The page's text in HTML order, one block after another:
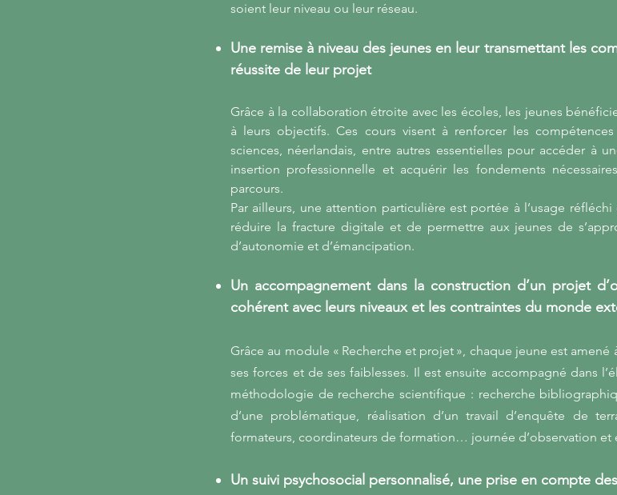
soient leur niveau ou leur réseau.
Une remise à niveau des jeunes en leur transmettant les
réussite de leur projet
Grâce à la collaboration étroite avec les écoles, les jeunes
à leurs objectifs. Ces cours visent à renforcer les
sciences, néerlandais, entre autres essentielles pour accéder à
insertion professionnelle et acquérir les fondements
parcours.
Par ailleurs, une attention particulière est portée à l’usage
réduire la fracture digitale et de permettre aux jeunes de
d’autonomie et d’émancipation.
Un accompagnement dans la construction d’un projet
cohérent avec leurs niveaux et les contraintes du monde
Grâce au module « Recherche et projet », chaque jeune est
ses forces et de ses faiblesses. Il est ensuite accompagné dans
méthodologie de recherche scientifique : recherche
d’une problématique, réalisation d’un travail d’enquête de
formateurs, coordinateurs de formation… journée d’observation et
Un suivi psychosocial personnalisé, une prise en compte